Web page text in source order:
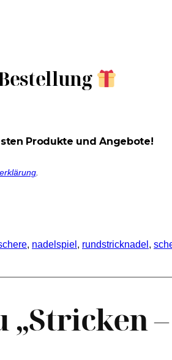
Produkte und Angebote!
.
, nadelspiel , rundstricknadel ,